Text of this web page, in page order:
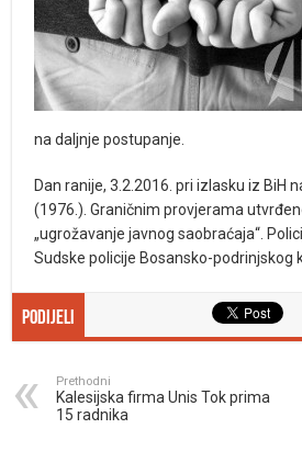
na daljnje postupanje.
Dan ranije, 3.2.2016. pri izlasku iz BiH
(1976.). Graničnim provjerama
„ugrožavanje javnog saobraćaja“.
Sudske policije Bosansko-podrinjskog
Podijeli
Prethodni
Kalesijska firma Unis Tok prima
15 radnika